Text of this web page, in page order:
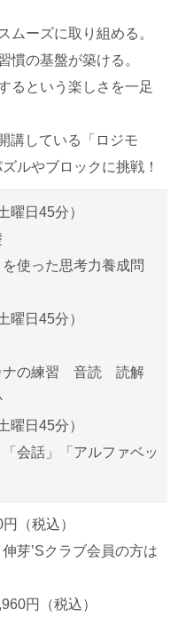
ムーズに取り組める。
慣の基盤が築ける。
るという楽しさを一足
講している「ロジモ
ルやブロックに挑戦！
曜日45分）
使った思考力養成問
曜日45分）
ナの練習 音読 読解
曜日45分）
「会話」「アルファベッ
（税込）
芽’Sクラブ会員の方は
円（税込）